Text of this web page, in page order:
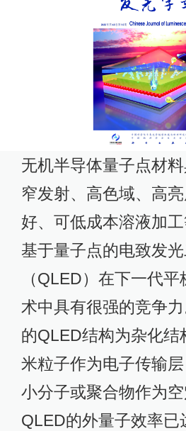
无机半导体量子点材料
窄发射、高色域、高
好、可低成本溶液加工
基于量子点的电致发
（QLED）在下一代
术中具有很强的竞争
的QLED结构为杂化结
米粒子作为电子传输
小分子或聚合物作为空
QLED的外量子效率已